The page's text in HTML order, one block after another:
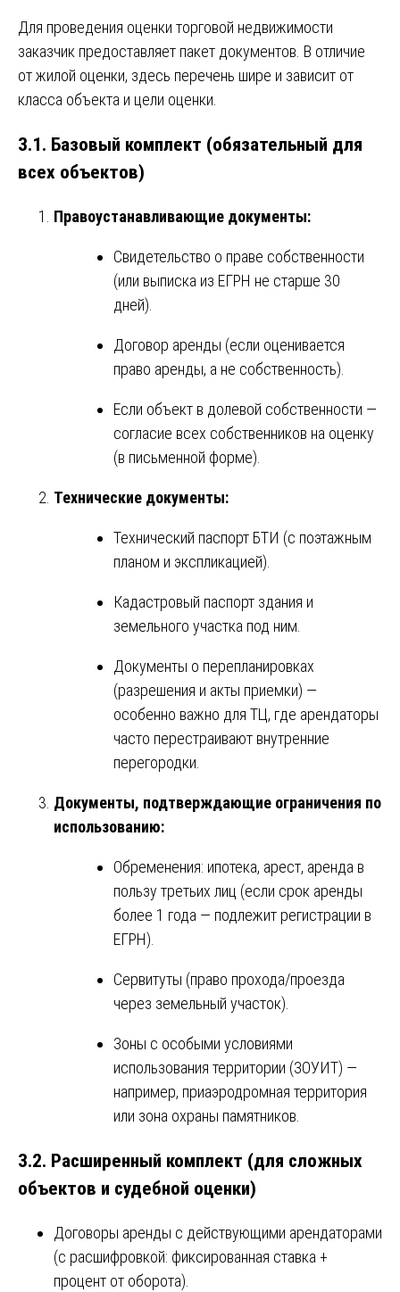
Для проведения оценки торговой недвижимости
заказчик предоставляет пакет документов. В отличие
от жилой оценки, здесь перечень шире и зависит от
класса объекта и цели оценки.
3.1. Базовый комплект (обязательный для
всех объектов)
Правоустанавливающие документы:
Свидетельство о праве собственности
(или выписка из ЕГРН не старше 30
дней).
Договор аренды (если оценивается
право аренды, а не собственность).
Если объект в долевой собственности —
согласие всех собственников на оценку
(в письменной форме).
Технические документы:
Технический паспорт БТИ (с поэтажным
планом и экспликацией).
Кадастровый паспорт здания и
земельного участка под ним.
Документы о перепланировках
(разрешения и акты приемки) —
особенно важно для ТЦ, где арендаторы
часто перестраивают внутренние
перегородки.
Документы, подтверждающие ограничения по
использованию:
Обременения: ипотека, арест, аренда в
пользу третьих лиц (если срок аренды
более 1 года — подлежит регистрации в
ЕГРН).
Сервитуты (право прохода/проезда
через земельный участок).
Зоны с особыми условиями
использования территории (ЗОУИТ) —
например, приаэродромная территория
или зона охраны памятников.
3.2. Расширенный комплект (для сложных
объектов и судебной оценки)
Договоры аренды с действующими арендаторами
(с расшифровкой: фиксированная ставка +
процент от оборота).